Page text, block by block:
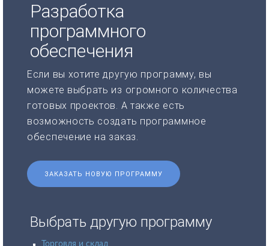
Разработка
программного
обеспечения
Если вы хотите другую программу, вы
можете выбрать из огромного количества
готовых проектов. А также есть
возможность создать программное
обеспечение на заказ.
ЗАКАЗАТЬ НОВУЮ ПРОГРАММУ
Выбрать другую программу